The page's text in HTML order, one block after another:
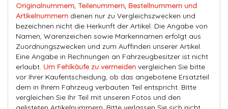
Originalnummern, Teilenummern, Bestellnummern und
Artikelnummern dienen nur zu Vergleichszwecken und
bezeichnen nicht die Herkunft der Artikel. Die Angabe von
Namen, Warenzeichen sowie Markennamen erfolgt aus
Zuordnungszwecken und zum Auffinden unserer Artikel.
Eine Angabe in Rechnungen an Fahrzeugbesitzer ist nicht
erlaubt. Um Fehlkäufe zu vermeiden vergleichen Sie bitte
vor Ihrer Kaufentscheidung, ob das angebotene Ersatzteil
dem in Ihrem Fahrzeug verbauten Teil entspricht. Bitte
vergleichen Sie Ihr Teil mit unseren Fotos und den